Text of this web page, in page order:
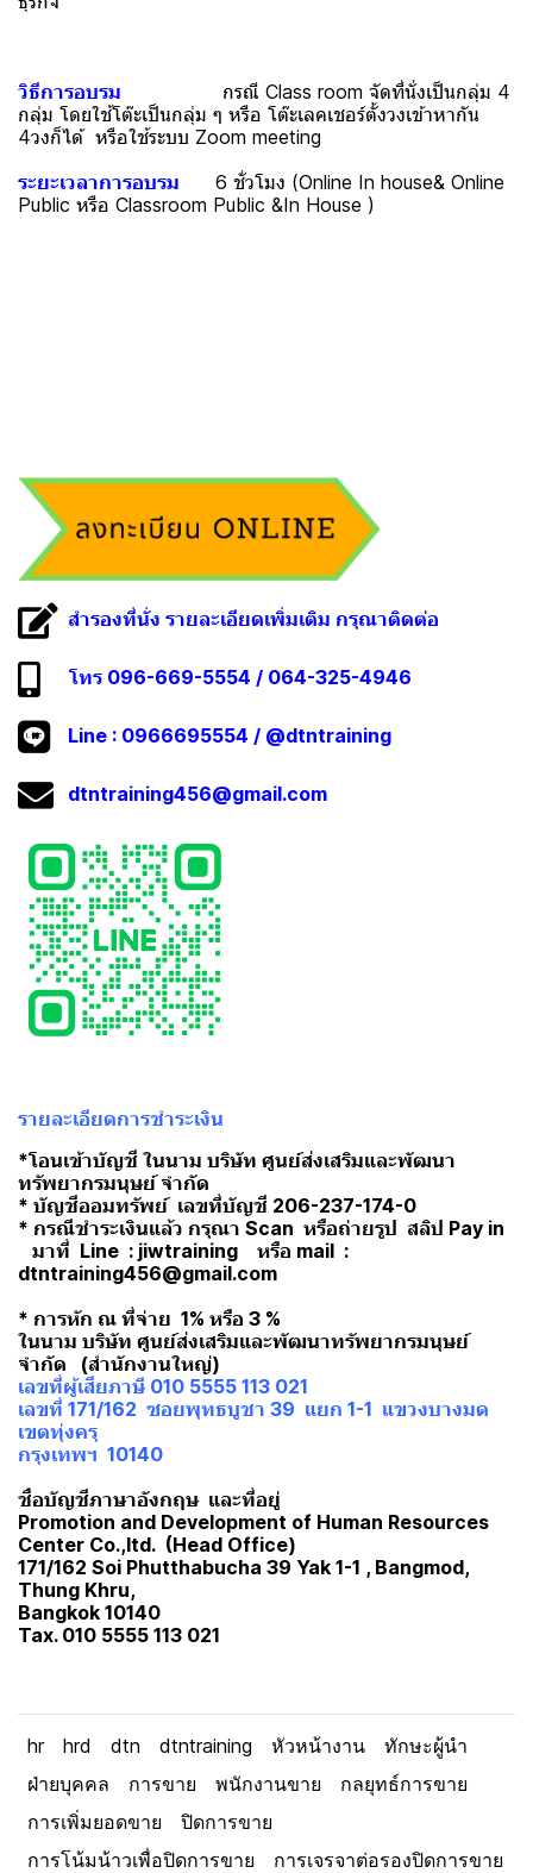
วิธีการอบรม กรณี Class room จัดที่นั่งเป็นกลุ่ม 4
กลุ่ม โดยใช้โต๊ะเป็นกลุ่ม ๆ หรือ โต๊ะเลคเชอร์ตั้งวงเข้าหากัน
4วงก็ได้ หรือใช้ระบบ Zoom meeting
ระยะเวลาการอบรม 6 ชั่วโมง (Online In house& Online
Public หรือ Classroom Public &In House )
สำรองที่นั่ง รายละเอียดเพิ่มเติม กรุณาติดต่อ
โทร 096-669-5554 / 064-325-4946
Line : 0966695554 / @dtntraining
dtntraining456@gmail.com
รายละเอียดการชำระเงิน
*โอนเข้าบัญชี ในนาม บริษัท ศูนย์ส่งเสริมและพัฒนา
ทรัพยากรมนุษย์ จำกัด
* บัญชีออมทรัพย์ เลขที่บัญชี 206-237-174-0
* กรณีชำระเงินแล้ว กรุณา Scan หรือถ่ายรูป สลิป Pay in
มาที่ Line : jiwtraining หรือ mail :
dtntraining456@gmail.com
* การหัก ณ ที่จ่าย 1% หรือ 3 %
ในนาม บริษัท ศูนย์ส่งเสริมและพัฒนาทรัพยากรมนุษย์
จำกัด (สำนักงานใหญ่)
เลขที่ผู้เสียภาษี 010 5555 113 021
เลขที่ 171/162 ซอยพุทธบูชา 39 แยก 1-1 แขวงบางมด
เขตทุ่งครุ
กรุงเทพฯ 10140
ชื่อบัญชีภาษาอังกฤษ และที่อยู่
Promotion and Development of Human Resources
Center Co.,ltd. (Head Office)
171/162 Soi Phutthabucha 39 Yak 1-1 , Bangmod,
Thung Khru,
Bangkok 10140
Tax. 010 5555 113 021
hr hrd dtn dtntraining หัวหน้างาน
ทักษะผู้นำ
ฝ่ายบุคคล
การขาย พนักงานขาย
กลยุทธ์การขาย
การเพิ่มยอดขาย
ปิดการขาย
การโน้มน้าวเพื่อปิดการขาย
การเจรจาต่อรองปิดการขาย